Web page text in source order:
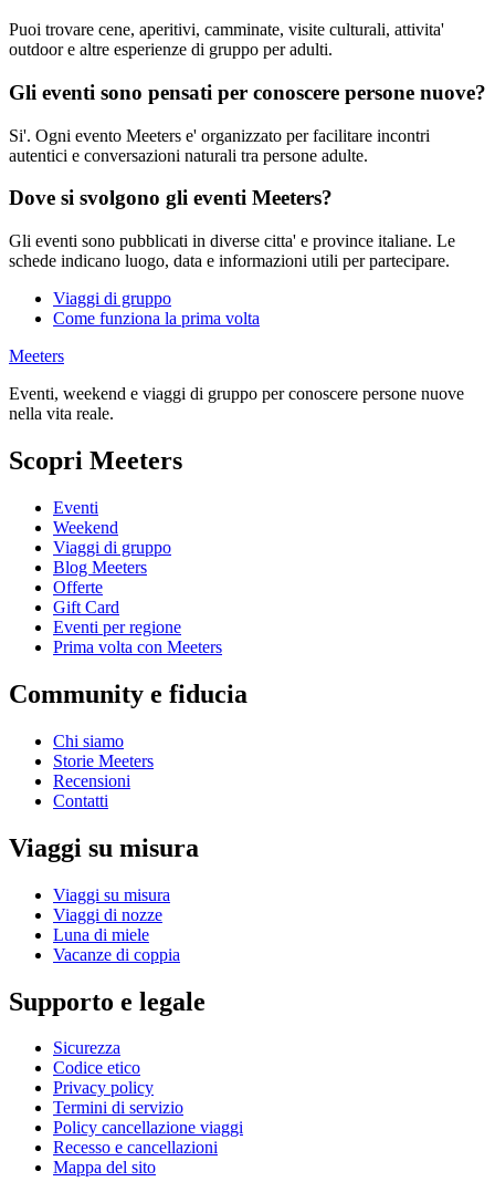
Puoi trovare cene, aperitivi, camminate, visite culturali, attivita'
outdoor e altre esperienze di gruppo per adulti.
Gli eventi sono pensati per conoscere persone nuove?
Si'. Ogni evento Meeters e' organizzato per facilitare incontri
autentici e conversazioni naturali tra persone adulte.
Dove si svolgono gli eventi Meeters?
Gli eventi sono pubblicati in diverse citta' e province italiane. Le
schede indicano luogo, data e informazioni utili per partecipare.
Viaggi di gruppo
Come funziona la prima volta
Meeters
Eventi, weekend e viaggi di gruppo per conoscere persone nuove
nella vita reale.
Scopri Meeters
Eventi
Weekend
Viaggi di gruppo
Blog Meeters
Offerte
Gift Card
Eventi per regione
Prima volta con Meeters
Community e fiducia
Chi siamo
Storie Meeters
Recensioni
Contatti
Viaggi su misura
Viaggi su misura
Viaggi di nozze
Luna di miele
Vacanze di coppia
Supporto e legale
Sicurezza
Codice etico
Privacy policy
Termini di servizio
Policy cancellazione viaggi
Recesso e cancellazioni
Mappa del sito